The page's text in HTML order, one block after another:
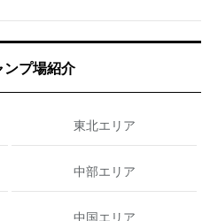
プ場紹介
東北エリア
中部エリア
中国エリア